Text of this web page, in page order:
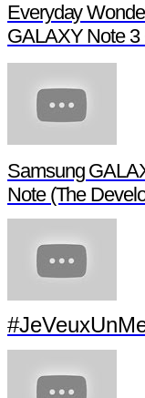
Everyday
GALAXY Note 3
Samsung
Note (The
#JeVeuxUnMega